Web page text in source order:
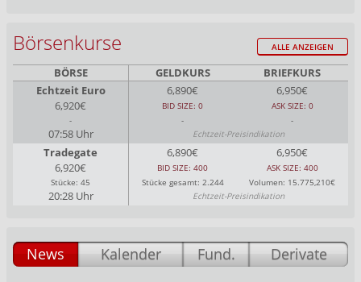
Börsenkurse ALLE ANZEIGEN
BÖRSE GELDKURS
BRIEFKURS
Echtzeit Euro
6,890€
6,950€
6,920€
BID SIZE: 0
ASK SIZE: 0
-
- -
07:58 Uhr Echtzeit-Preisindikation
Tradegate 6,890€
6,950€
6,920€
BID SIZE: 400
ASK SIZE: 400
Stücke: 45
Stücke gesamt: 2.244 Volumen: 15.775,210€
20:28 Uhr Echtzeit-Preisindikation
News Kalender Fund. Derivate